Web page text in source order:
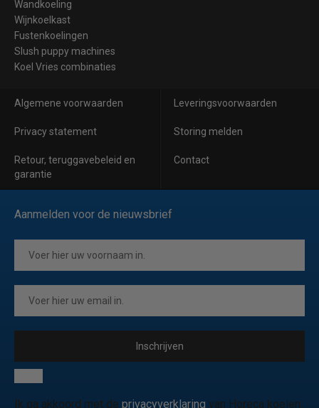
Wandkoeling
Wijnkoelkast
Fustenkoelingen
Slush puppy machines
Koel Vries combinaties
Algemene voorwaarden Leveringsvoorwaarden
Privacy statement Storing melden
Retour, teruggavebeleid en
garantie
Contact
Aanmelden voor de nieuwsbrief
Inschrijven
Ik ga akkoord met de privacyverklaring van Horeca koelen